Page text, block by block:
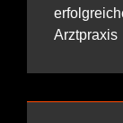
Arztpraxis